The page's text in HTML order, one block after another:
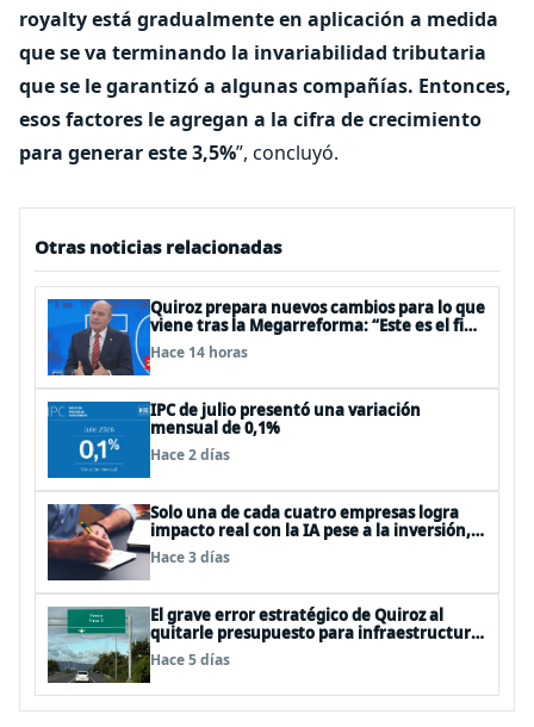
royalty está gradualmente en aplicación a medida
que se va terminando la invariabilidad tributaria
que se le garantizó a algunas compañías. Entonces,
esos factores le agregan a la cifra de crecimiento
para generar este 3,5%”, concluyó.
Otras noticias relacionadas
Quiroz prepara nuevos cambios para lo que
viene tras la Megarreforma: “Este es el fin
del comienzo”
Hace 14 horas
IPC de julio presentó una variación
mensual de 0,1%
Hace 2 días
Solo una de cada cuatro empresas logra
impacto real con la IA pese a la inversión,
según el Foro Económico Mundial
Hace 3 días
El grave error estratégico de Quiroz al
quitarle presupuesto para infraestructura
vial del Biobío
Hace 5 días